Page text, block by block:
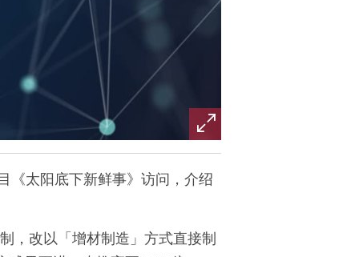
《太阳底下新鲜事》访问，介绍
，改以「增材制造」方式直接制